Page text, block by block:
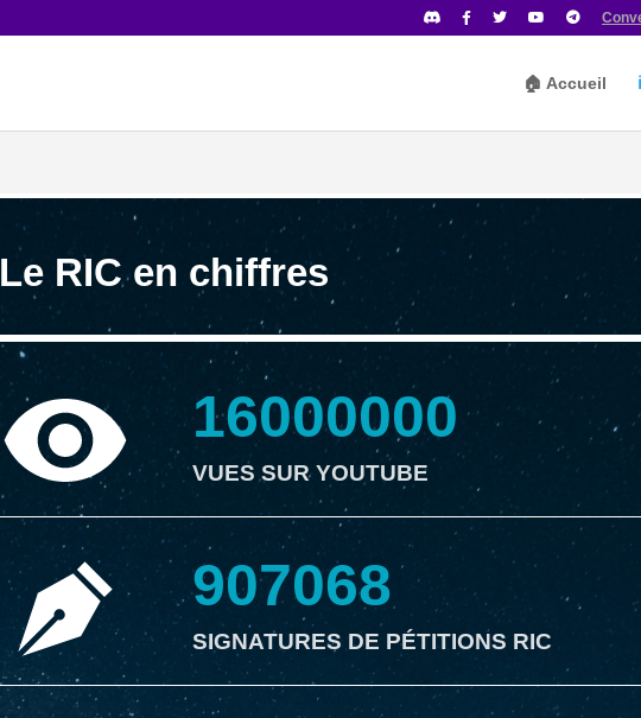
🏠 Accueil
Le RIC en chiffres
16000000
VUES SUR YOUTUBE
907068
SIGNATURES DE PÉTITIONS RIC